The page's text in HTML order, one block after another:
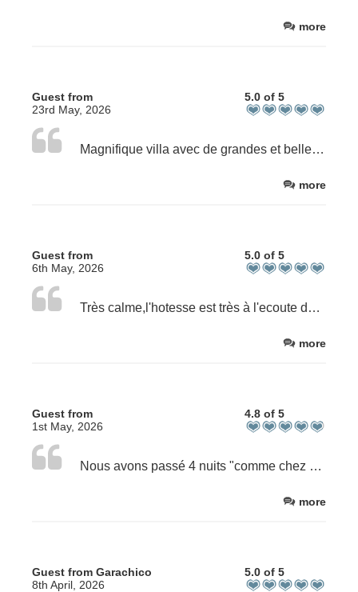
more
Guest from
23rd May, 2026
5.0 of 5
Magnifique villa avec de grandes et belles chambres! Grande piscine avec beaucoup d’espace. Excellent petit déjeuner.
more
Guest from
6th May, 2026
5.0 of 5
Très calme,l'hotesse est très à l'ecoute de nos demandes.
more
Guest from
1st May, 2026
4.8 of 5
Nous avons passé 4 nuits "comme chez nous", sur une excellente literie, dans un environnement idyllique. La Villa Etchebri est proche de tout, plage, forêt, commerces, tout en étant au calme. Merci pour votre accueil et vos conseils avisés. Nous reviendrons !
more
Guest from Garachico
8th April, 2026
5.0 of 5